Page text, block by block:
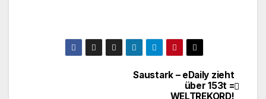
Beitragsnavigation
Saustark – eDaily zieht
über 153t =
WELTREKORD!